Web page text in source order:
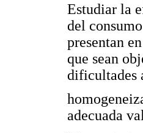
Estudiar la
del
presentan
que sean
dificultades
adecuada